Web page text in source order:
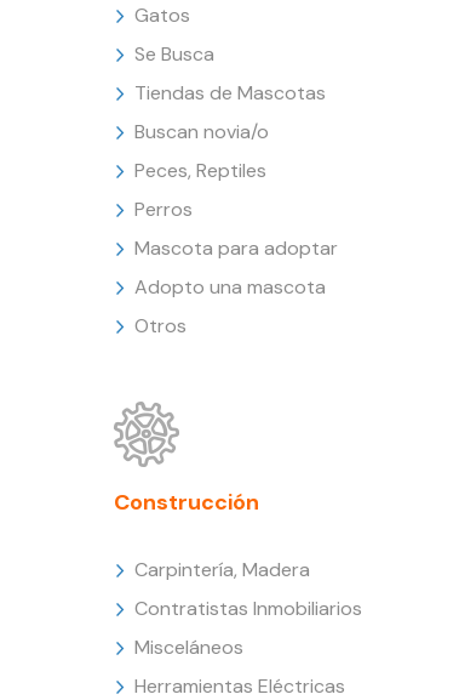
Gatos
Se Busca
Tiendas de Mascotas
Buscan novia/o
Peces, Reptiles
Perros
Mascota para adoptar
Adopto una mascota
Otros
Construcción
Carpintería, Madera
Contratistas Inmobiliarios
Misceláneos
Herramientas Eléctricas